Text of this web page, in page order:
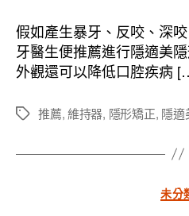
者
佈
日
期
假如產生暴牙、反咬、深
牙醫生便推薦進行隱適美
外觀還可以降低口腔疾病
標
推薦,維持器, 隱形矯正, 隱適
未分